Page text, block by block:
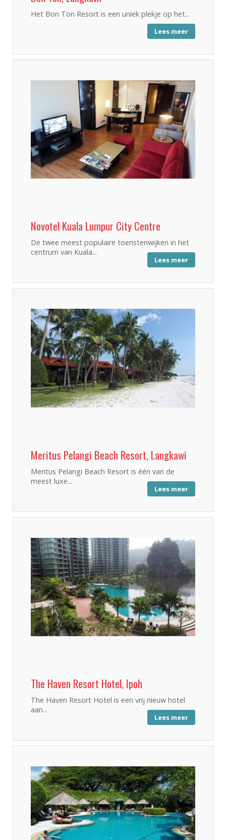
Het Bon Ton Resort is een uniek plekje op het...
Lees meer
Novotel Kuala Lumpur City Centre
De twee meest populaire toeristenwijken in het
centrum van Kuala...
Lees meer
Meritus Pelangi Beach Resort, Langkawi
Meritus Pelangi Beach Resort is één van de
meest luxe...
Lees meer
The Haven Resort Hotel, Ipoh
The Haven Resort Hotel is een vrij nieuw hotel
aan...
Lees meer